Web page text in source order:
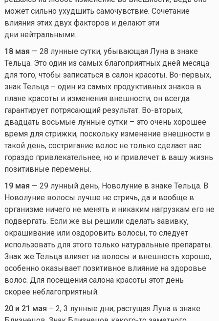
может сильно ухудшить самочувствие. Сочетание
влияния этих двух факторов и делают эти
дни нейтральными.
18 мая — 28 лунные сутки, убывающая Луна в знаке
Тельца. Это один из самых благоприятных дней месяца
для того, чтобы записаться в салон красоты. Во-первых,
знак Тельца – один из самых продуктивных знаков в
плане красоты и изменения внешности, он всегда
гарантирует потрясающий результат. Во-вторых,
двадцать восьмые лунные сутки – это очень хорошее
время для стрижки, поскольку изменение внешности в
такой день, состригание волос не только сделает вас
гораздо привлекательнее, но и привлечет в вашу жизнь
позитивные перемены.
19 мая — 29 лунный день, Новолуние в знаке Тельца. В
Новолуние волосы лучше не стричь, да и вообще в
организме ничего не менять и никаким нагрузкам его не
подвергать. Если же вы решили сделать завивку,
окрашивание или оздоровить волосы, то следует
использовать для этого только натуральные препараты.
Знак же Тельца влияет на волосы и внешность хорошо,
особенно оказывает позитивное влияние на здоровье
волос. Для посещения салона красоты этот день
скорее неблагоприятный.
20 и 21 мая – 2, 3 лунные дни, растущая Луна в знаке